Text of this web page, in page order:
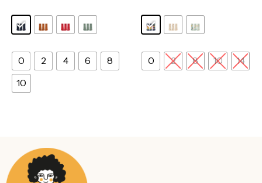
0 2 4 6
8
10
0 2 8 10 14